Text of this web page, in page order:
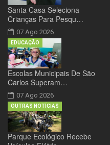
Santa Casa Seleciona
Crianças Para Pesqu…
07 Ago 2026
Escolas Municipais De São
Carlos Superam…
07 Ago 2026
EDUCAÇÃO
Parque Ecológico Recebe
OUTRAS NOTÍCIAS